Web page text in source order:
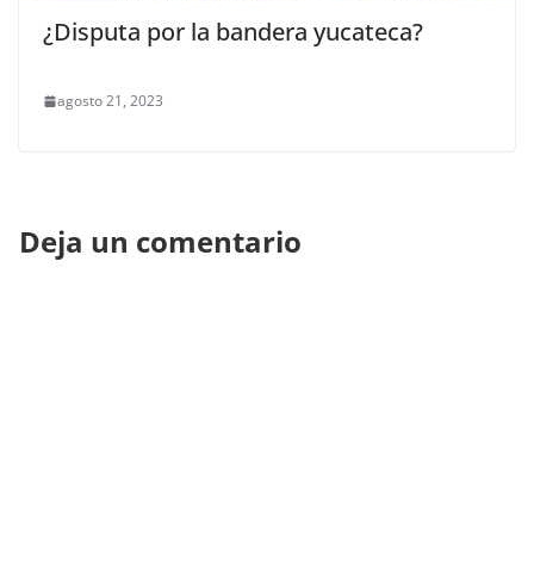
¿Disputa por la bandera yucateca?
agosto 21, 2023
Deja un comentario